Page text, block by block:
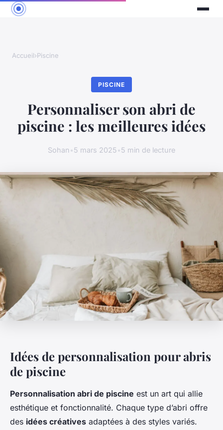
Accueil›Piscine
PISCINE
Personnaliser son abri de
piscine : les meilleures idées
Sohan •5 mars 2025•5 min de lecture
Idées de personnalisation pour abris
de piscine
Personnalisation abri de piscine est un art qui allie
esthétique et fonctionnalité. Chaque type d’abri offre
des idées créatives adaptées à des styles variés.